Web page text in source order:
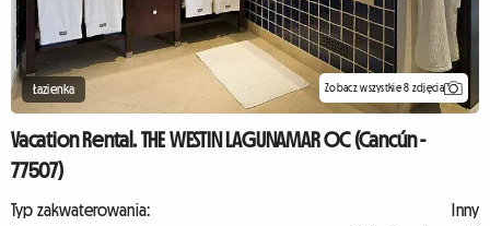
Łazienka Zobacz wszystkie 8 zdjęcia
Vacation Rental. THE WESTIN LAGUNAMAR OC (Cancún -
77507)
Typ zakwaterowania:
Inny